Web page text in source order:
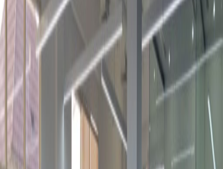
الموقع